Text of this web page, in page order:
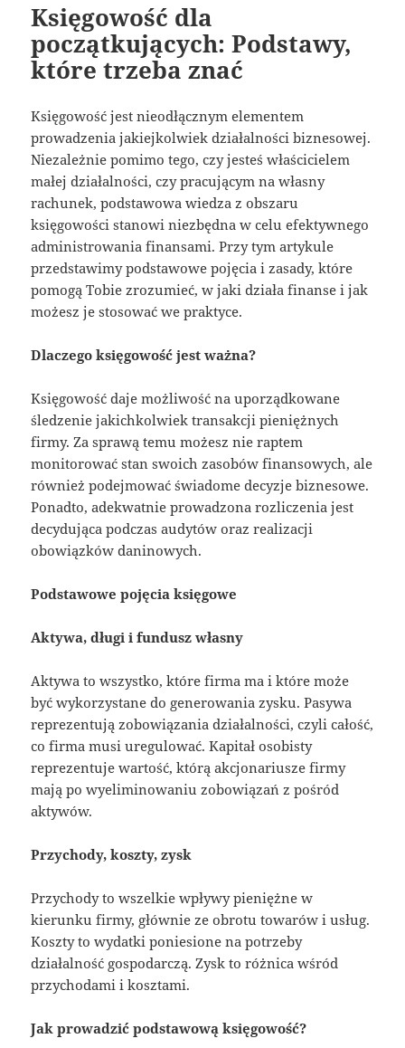
Księgowość dla
początkujących: Podstawy,
które trzeba znać
Księgowość jest nieodłącznym elementem
prowadzenia jakiejkolwiek działalności biznesowej.
Niezależnie pomimo tego, czy jesteś właścicielem
małej działalności, czy pracującym na własny
rachunek, podstawowa wiedza z obszaru
księgowości stanowi niezbędna w celu efektywnego
administrowania finansami. Przy tym artykule
przedstawimy podstawowe pojęcia i zasady, które
pomogą Tobie zrozumieć, w jaki działa finanse i jak
możesz je stosować we praktyce.
Dlaczego księgowość jest ważna?
Księgowość daje możliwość na uporządkowane
śledzenie jakichkolwiek transakcji pieniężnych
firmy. Za sprawą temu możesz nie raptem
monitorować stan swoich zasobów finansowych, ale
również podejmować świadome decyzje biznesowe.
Ponadto, adekwatnie prowadzona rozliczenia jest
decydująca podczas audytów oraz realizacji
obowiązków daninowych.
Podstawowe pojęcia księgowe
Aktywa, długi i fundusz własny
Aktywa to wszystko, które firma ma i które może
być wykorzystane do generowania zysku. Pasywa
reprezentują zobowiązania działalności, czyli całość,
co firma musi uregulować. Kapitał osobisty
reprezentuje wartość, którą akcjonariusze firmy
mają po wyeliminowaniu zobowiązań z pośród
aktywów.
Przychody, koszty, zysk
Przychody to wszelkie wpływy pieniężne w
kierunku firmy, głównie ze obrotu towarów i usług.
Koszty to wydatki poniesione na potrzeby
działalność gospodarczą. Zysk to różnica wśród
przychodami i kosztami.
Jak prowadzić podstawową księgowość?